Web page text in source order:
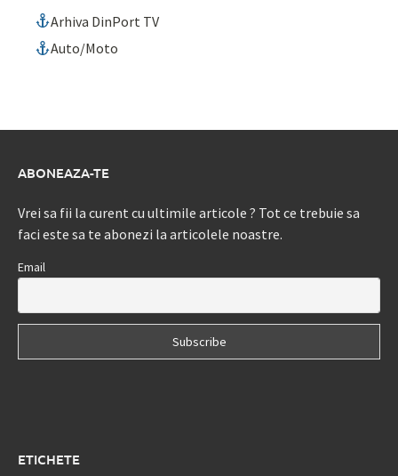
Arhiva DinPort TV
Auto/Moto
ABONEAZA-TE
Vrei sa fii la curent cu ultimile articole ? Tot ce trebuie sa
faci este sa te abonezi la articolele noastre.
Email
ETICHETE